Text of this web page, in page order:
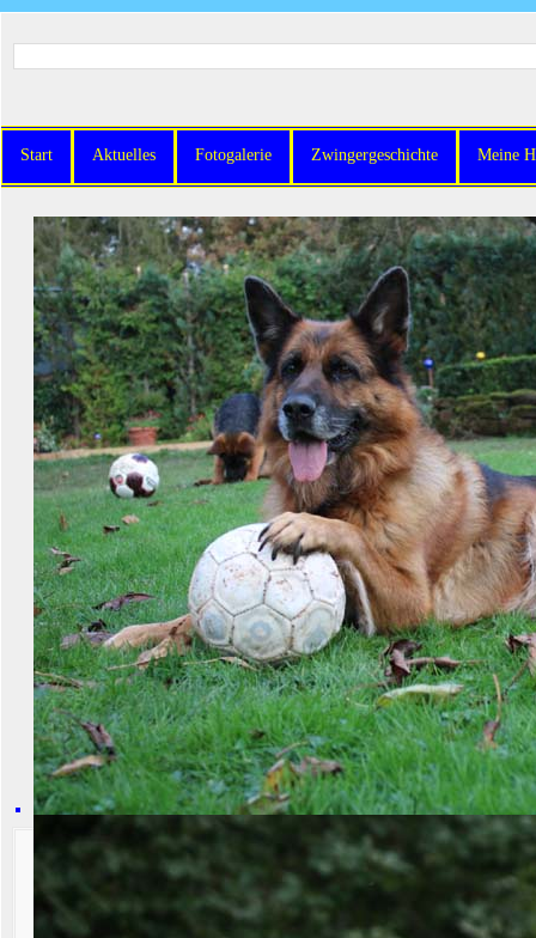
Start Aktuelles Fotogalerie Zwingergeschichte Meine